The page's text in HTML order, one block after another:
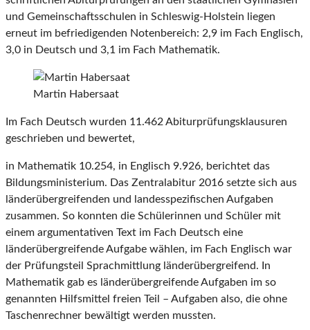
und Gemeinschaftsschulen in Schleswig-Holstein liegen
erneut im befriedigenden Notenbereich: 2,9 im Fach Englisch,
3,0 in Deutsch und 3,1 im Fach Mathematik.
Martin Habersaat
Im Fach Deutsch wurden 11.462 Abiturprüfungsklausuren
geschrieben und bewertet,
in Mathematik 10.254, in Englisch 9.926, berichtet das
Bildungsministerium. Das Zentralabitur 2016 setzte sich aus
länderübergreifenden und landesspezifischen Aufgaben
zusammen. So konnten die Schülerinnen und Schüler mit
einem argumentativen Text im Fach Deutsch eine
länderübergreifende Aufgabe wählen, im Fach Englisch war
der Prüfungsteil Sprachmittlung länderübergreifend. In
Mathematik gab es länderübergreifende Aufgaben im so
genannten Hilfsmittel freien Teil – Aufgaben also, die ohne
Taschenrechner bewältigt werden mussten.